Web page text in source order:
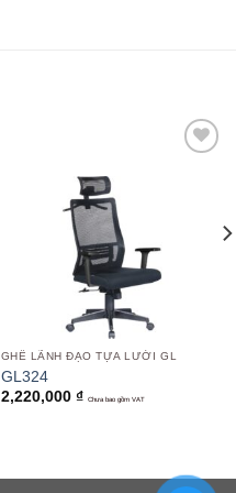
GHẾ LÃNH ĐẠO TỰA LƯỚI GL
GL324
2,220,000 ₫ Chưa bao gồm VAT